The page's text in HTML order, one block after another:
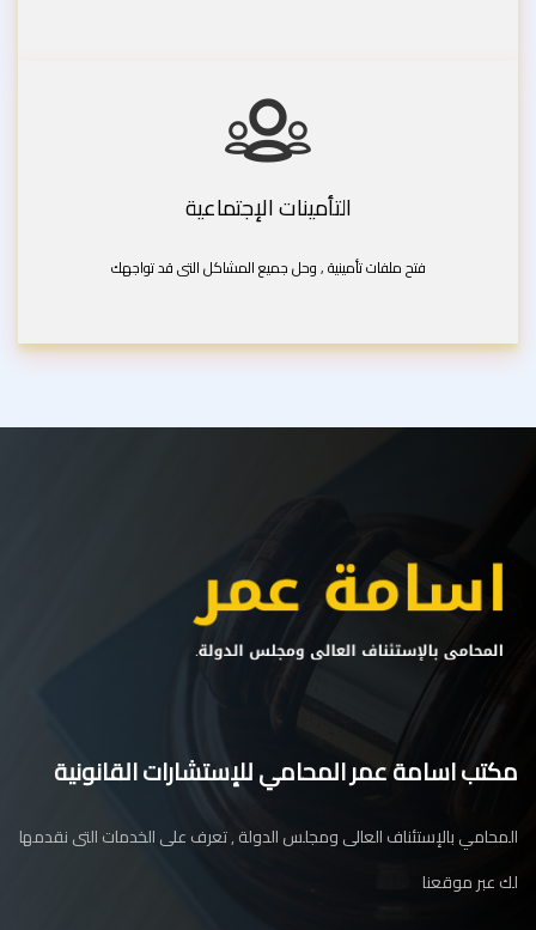
التأمينات الإجتماعية
فتح ملفات تأمينية , وحل جميع المشاكل التى قد تواجهك
مكتب اسامة عمر المحامي للإستشارات القانونية
المحامي بالإستئناف العالى ومجلس الدولة , تعرف على الخدمات التى نقدمها
لك عبر موقعنا